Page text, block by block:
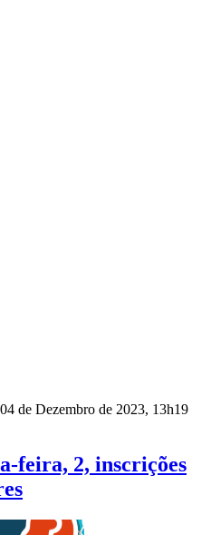
de Dezembro de 2023, 13h19
feira, 2, inscrições